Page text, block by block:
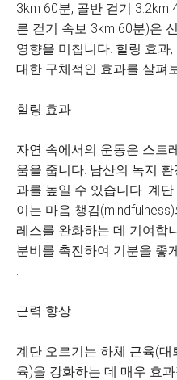
3km 60분, 골반 걷기 3.2km
른 걷기 속보 3km 60분)은
영향을 미칩니다. 힐링 효과
대한 구체적인 효과를 살펴
힐링 효과
자연 속에서의 운동은 스트
움을 줍니다. 남산의 녹지
과를 높일 수 있습니다. 계
이는 마음 챙김
레스를 완화하는 데 기여합
분비를 촉진하여 기분을 좋
.
근력 향상
계단 오르기는 하체 근육(
육)을 강화하는 데 매우 효